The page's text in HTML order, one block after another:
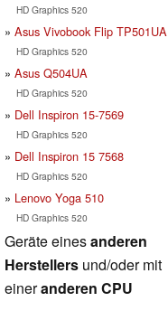
HD Graphics 520
Asus Vivobook Flip TP501UA
HD Graphics 520
Asus Q504UA
HD Graphics 520
Dell Inspiron 15-7569
HD Graphics 520
Dell Inspiron 15 7568
HD Graphics 520
Lenovo Yoga 510
HD Graphics 520
Geräte einesanderen
Herstellers und/oder mit
eineranderen CPU